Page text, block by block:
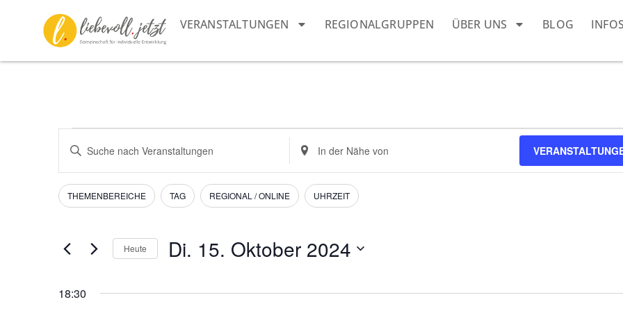
VERANSTALTUNGEN REGIONALGRUPPEN ÜBER UNS BLOG INFOS
Veranstaltungen
Suche
und
Navigation
Bitte
Schlüsselwort
Suche
nach
Veranstaltungen
Schlüsselwort.
Standort
eingeben.
Suche
nach
Veranstaltungen.
Filter
Das
Ändern
Formular-
Eingabefelder
die
THEMENBEREICHE TAG REGIONAL / ONLINE UHRZEIT
Heute Di. 15. Oktober 2024
18:30